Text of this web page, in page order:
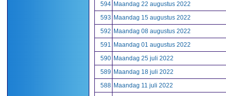
594 Maandag 22 augustus 2022
593 Maandag 15 augustus 2022
592 Maandag 08 augustus 2022
591 Maandag 01 augustus 2022
590 Maandag 25 juli 2022
589 Maandag 18 juli 2022
588 Maandag 11 juli 2022